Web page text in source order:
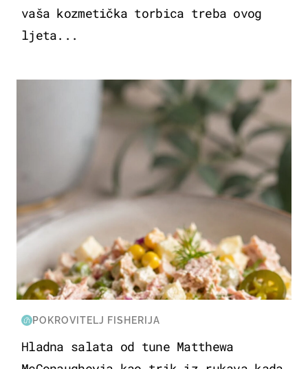
vaša kozmetička torbica treba ovog
ljeta...
POKROVITELJ FISHERIJA
Hladna salata od tune Matthewa